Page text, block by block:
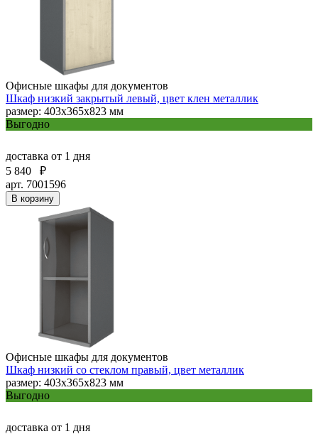
Офисные шкафы для документов
Шкаф низкий закрытый левый, цвет клен металлик
размер: 403х365х823 мм
Выгодно
доставка от 1 дня
5 840
₽
арт. 7001596
В корзину
Офисные шкафы для документов
Шкаф низкий со стеклом правый, цвет металлик
размер: 403х365х823 мм
Выгодно
доставка от 1 дня